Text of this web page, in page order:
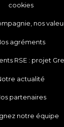
cookies
nos
agréments
RSE : projet
actualité
partenaires
notre équipe